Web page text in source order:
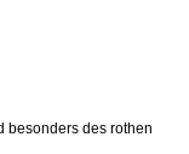
besonders des rothen